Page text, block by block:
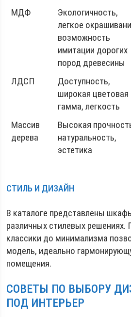
МДФ
Экологичность,
легкое
возможность
имитации дорогих
пород древесины
ЛДСП
Доступность,
широкая цветовая
гамма, легкость
Массив
дерева
Высокая
натуральность,
эстетика
СТИЛЬ И ДИЗАЙН
В каталоге представлены
различных стилевых решениях.
классики до минимализма
модель, идеально
помещения.
СОВЕТЫ ПО ВЫБОРУ
ПОД ИНТЕРЬЕР